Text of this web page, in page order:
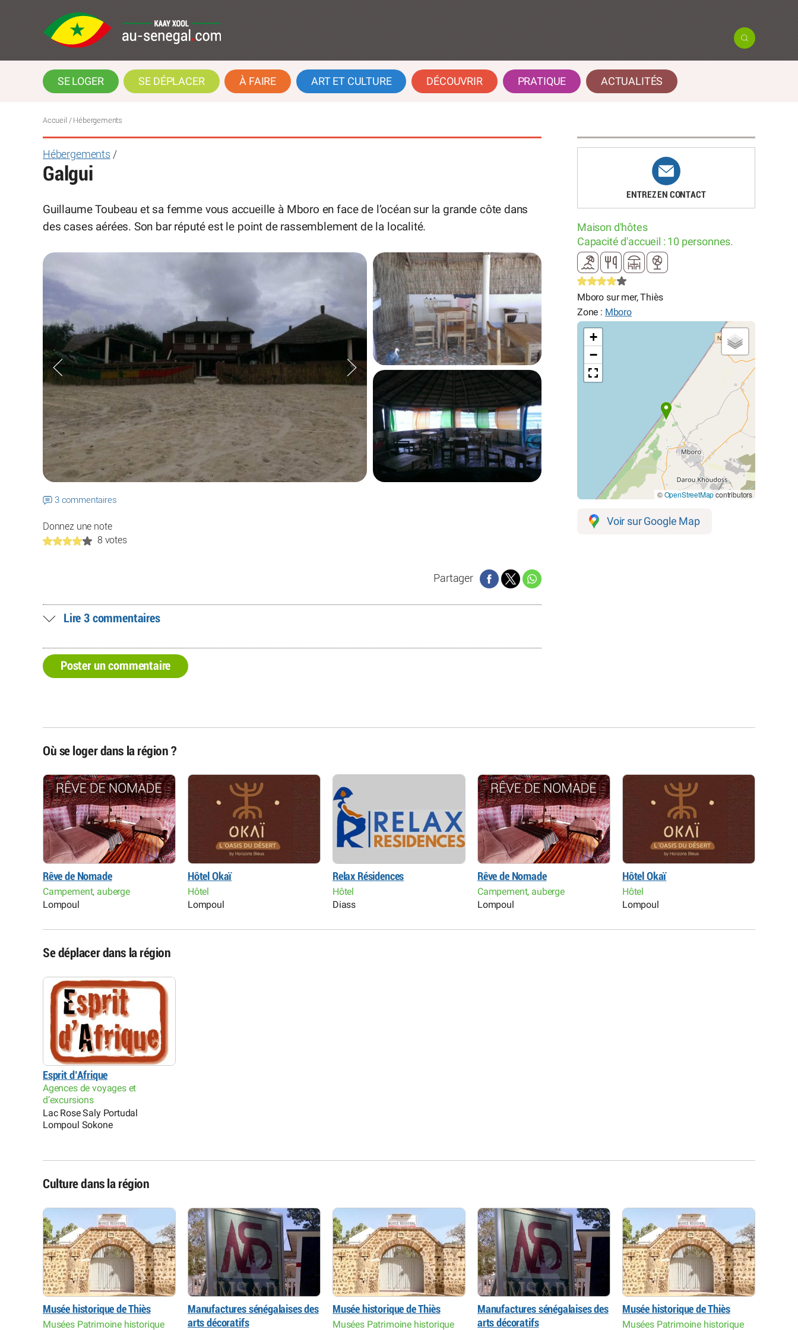
SE LOGER SE DÉPLACER À FAIRE ART ET CULTURE DÉCOUVRIR PRATIQUE ACTUALITÉS
Accueil / Hébergements
Hébergements /
Galgui
Guillaume Toubeau et sa femme vous accueille à Mboro en face de l’océan sur la grande côte dans
des cases aérées. Son bar réputé est le point de rassemblement de la localité.
3 commentaires
Donnez une note
8 votes
Partager
Lire 3 commentaires
Poster un commentaire
ENTREZ EN CONTACT
Maison d'hôtes
Capacité d'accueil : 10 personnes.
Mboro sur mer, Thiès
Zone : Mboro
+
−
©OpenStreetMapcontributors
Voir sur Google Map
Où se loger dans la région ?
Rêve de Nomade
Campement, auberge
Lompoul
Hôtel Okaï
Hôtel
Lompoul
Relax Résidences
Hôtel
Diass
Rêve de Nomade
Campement, auberge
Lompoul
Hôtel Okaï
Hôtel
Lompoul
Se déplacer dans la région
Esprit d’Afrique
Agences de voyages et
d’excursions
Lac Rose Saly Portudal
Lompoul Sokone
Culture dans la région
Musée historique de Thiès
Musées Patrimoine historique
Manufactures sénégalaises des
arts décoratifs
Musée historique de Thiès
Musées Patrimoine historique
Manufactures sénégalaises des
arts décoratifs
Musée historique de Thiès
Musées Patrimoine historique